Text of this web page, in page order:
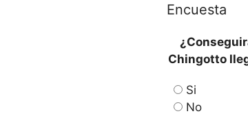
Encuesta
Chingotto
Si
No